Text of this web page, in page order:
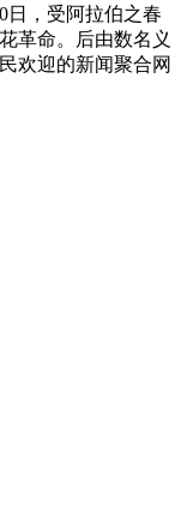
，受阿拉伯之春
革命。后由数名义
欢迎的新闻聚合网